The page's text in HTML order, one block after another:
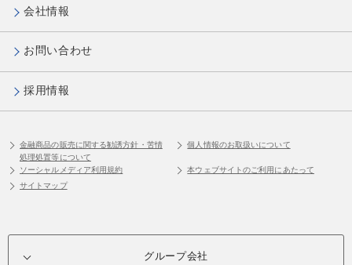
会社情報
お問い合わせ
採用情報
金融商品の販売に関する勧誘方針・苦情
処理処置等について
個人情報のお取扱いについて
ソーシャルメディア利用規約
本ウェブサイトのご利用にあたって
サイトマップ
グループ会社